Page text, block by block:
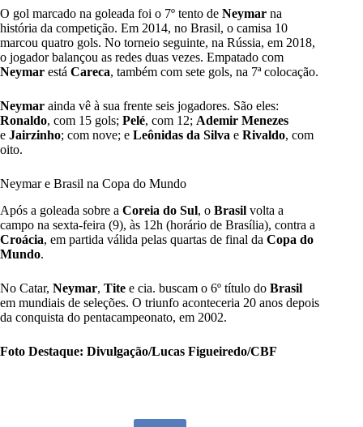
O gol marcado na goleada foi o 7º tento de Neymar na
história da competição. Em 2014, no Brasil, o camisa 10
marcou quatro gols. No torneio seguinte, na Rússia, em 2018,
o jogador balançou as redes duas vezes. Empatado com
Neymar está Careca, também com sete gols, na 7ª colocação.
Neymar ainda vê à sua frente seis jogadores. São eles:
Ronaldo, com 15 gols; Pelé, com 12; Ademir Menezes
e Jairzinho; com nove; e Leônidas da Silva e Rivaldo, com
oito.
Neymar e Brasil na Copa do Mundo
Após a goleada sobre a Coreia do Sul, o Brasil volta a
campo na sexta-feira (9), às 12h (horário de Brasília), contra a
Croácia, em partida válida pelas quartas de final da Copa do
Mundo.
No Catar, Neymar, Tite e cia. buscam o 6º título do Brasil
em mundiais de seleções. O triunfo aconteceria 20 anos depois
da conquista do pentacampeonato, em 2002.
Foto Destaque: Divulgação/Lucas Figueiredo/CBF